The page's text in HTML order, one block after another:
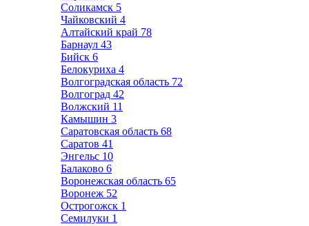
Соликамск 5
Чайковский 4
Алтайский край 78
Барнаул 43
Бийск 6
Белокуриха 4
Волгоградская область 72
Волгоград 42
Волжский 11
Камышин 3
Саратовская область 68
Саратов 41
Энгельс 10
Балаково 6
Воронежская область 65
Воронеж 52
Острогожск 1
Семилуки 1